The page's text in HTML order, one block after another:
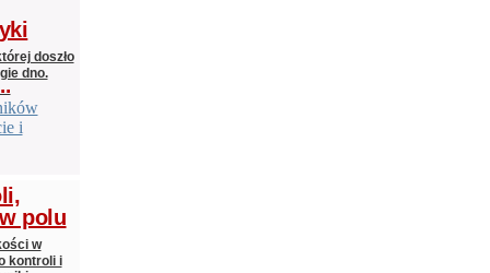
doszło
dno.
i
polu
w
kontroli i